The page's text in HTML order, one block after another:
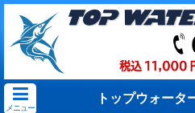
メニュー
トップウォータ